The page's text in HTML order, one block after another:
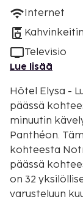
Internet
Kahvinkeitin
Televisio
Lue lisää
Hôtel Elysa -
päässä
minuutin
Panthéon. Tämä hotelli sijaitsee 1,9 km:n päässä
kohteesta
päässä
on 32
varusteluun